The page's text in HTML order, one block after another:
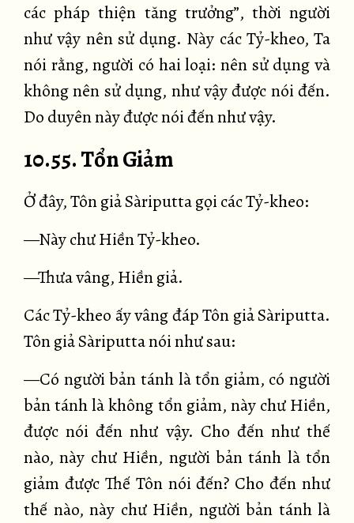
các pháp thiện tăng trưởng”, thời người
như vậy nên sử dụng. Này các Tỷ-kheo, Ta
nói rằng, người có hai loại: nên sử dụng và
không nên sử dụng, như vậy được nói đến.
Do duyên này được nói đến như vậy.
10.55. Tổn Giảm
Ở đây, Tôn giả Sàriputta gọi các Tỷ-kheo:
—Này chư Hiền Tỷ-kheo.
—Thưa vâng, Hiền giả.
Các Tỷ-kheo ấy vâng đáp Tôn giả Sàriputta.
Tôn giả Sàriputta nói như sau:
—Có người bản tánh là tổn giảm, có người
bản tánh là không tổn giảm, này chư Hiền,
được nói đến như vậy. Cho đến như thế
nào, này chư Hiền, người bản tánh là tổn
giảm được Thế Tôn nói đến? Cho đến như
thế nào, này chư Hiền, người bản tánh là